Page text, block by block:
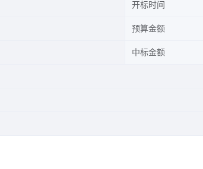
开标时间
预算金额
中标金额